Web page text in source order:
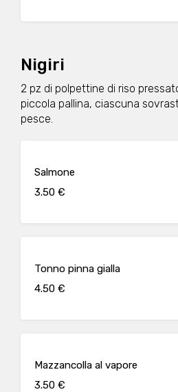
Nigiri
2 pz di polpettine di riso
piccola pallina, ciascuna
pesce.
Salmone
3.50 €
Tonno pinna gialla
4.50 €
Mazzancolla al vapore
3.50 €